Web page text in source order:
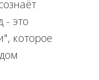
- это
которое